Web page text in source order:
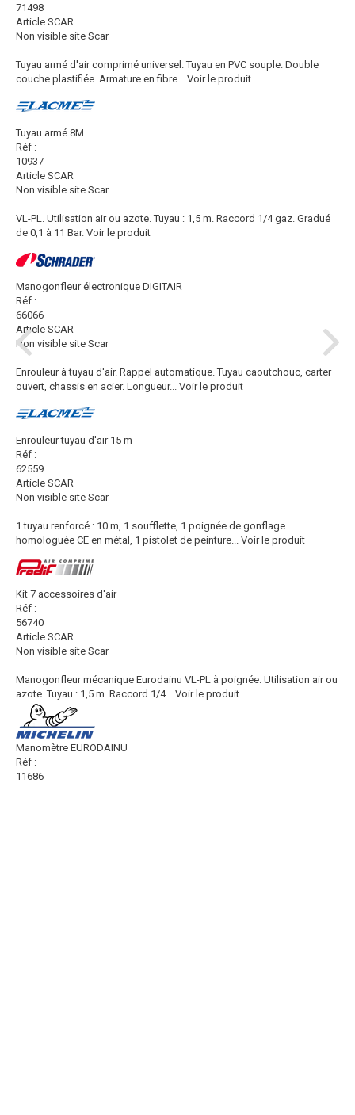
71498
Article SCAR
Non visible site Scar
Tuyau armé d'air comprimé universel. Tuyau en PVC souple. Double
couche plastifiée. Armature en fibre... Voir le produit
Tuyau armé 8M
Réf :
10937
Article SCAR
Non visible site Scar
VL-PL. Utilisation air ou azote. Tuyau : 1,5 m. Raccord 1/4 gaz. Gradué
de 0,1 à 11 Bar. Voir le produit
Manogonfleur électronique DIGITAIR
Réf :
66066
Article SCAR
Non visible site Scar
Enrouleur à tuyau d'air. Rappel automatique. Tuyau caoutchouc, carter
ouvert, chassis en acier. Longueur... Voir le produit
Enrouleur tuyau d'air 15 m
Réf :
62559
Article SCAR
Non visible site Scar
1 tuyau renforcé : 10 m, 1 soufflette, 1 poignée de gonflage
homologuée CE en métal, 1 pistolet de peinture... Voir le produit
Kit 7 accessoires d'air
Réf :
56740
Article SCAR
Non visible site Scar
Manogonfleur mécanique Eurodainu VL-PL à poignée. Utilisation air ou
azote. Tuyau : 1,5 m. Raccord 1/4... Voir le produit
Manomètre EURODAINU
Réf :
11686